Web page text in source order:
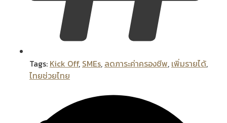
Tags: Kick Off, SMEs, ลดภาระค่าครองชีพ, เพิ่มรายได้,
ไทยช่วยไทย